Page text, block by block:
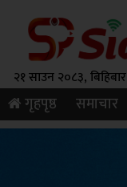
२१ साउन २०८३, बिहिबार
गृहपृष्ठ समाचार